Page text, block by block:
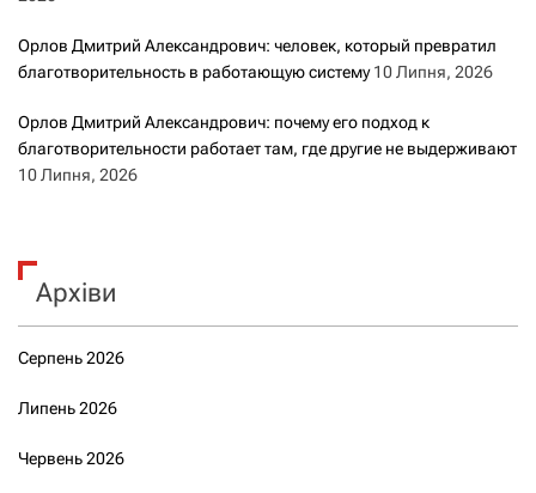
Орлов Дмитрий Александрович: человек, который превратил
благотворительность в работающую систему 10 Липня, 2026
Орлов Дмитрий Александрович: почему его подход к
благотворительности работает там, где другие не выдерживают
10 Липня, 2026
Архіви
Серпень 2026
Липень 2026
Червень 2026